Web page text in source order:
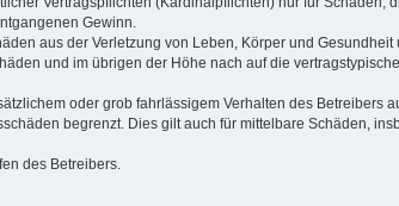
Gewinn.
aus der Verletzung von Leben, Körper und Gesundheit
und im übrigen der Höhe nach auf die
oder grob fahrlässigem Verhalten des Betreibers
begrenzt. Dies gilt auch für mittelbare Schäden,
des Betreibers.